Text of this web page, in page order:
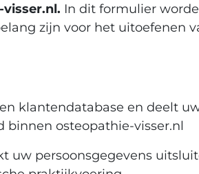
In dit formulier
zijn voor het uitoefenen
klantendatabase en deelt
binnen osteopathie-visser.nl
uw persoonsgegevens